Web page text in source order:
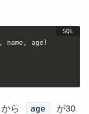
, name , age )
から age が30